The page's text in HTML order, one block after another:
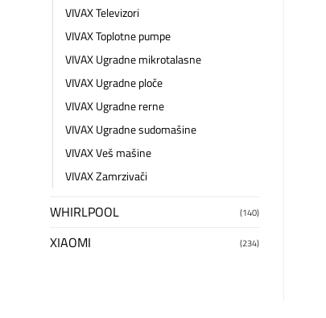
VIVAX Televizori
VIVAX Toplotne pumpe
VIVAX Ugradne mikrotalasne
VIVAX Ugradne ploče
VIVAX Ugradne rerne
VIVAX Ugradne sudomašine
VIVAX Veš mašine
VIVAX Zamrzivači
WHIRLPOOL (140)
XIAOMI (234)